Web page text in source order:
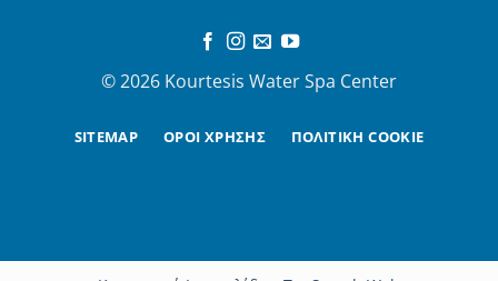
© 2026 Kourtesis Water Spa Center
SITEMAP ΟΡΟΙ ΧΡΗΣΗΣ ΠΟΛΙΤΙΚΗ COOKIE